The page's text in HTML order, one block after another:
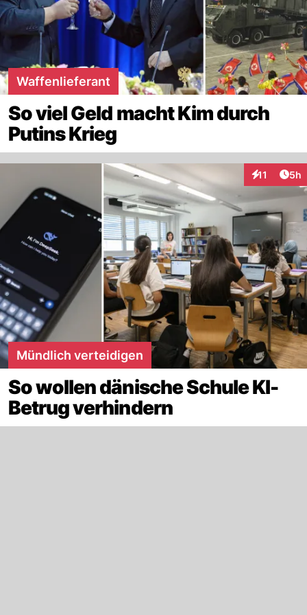
Waffenlieferant
So viel Geld macht Kim durch
Putins Krieg
11 5h
Mündlich verteidigen
So wollen dänische Schule KI-
Betrug verhindern